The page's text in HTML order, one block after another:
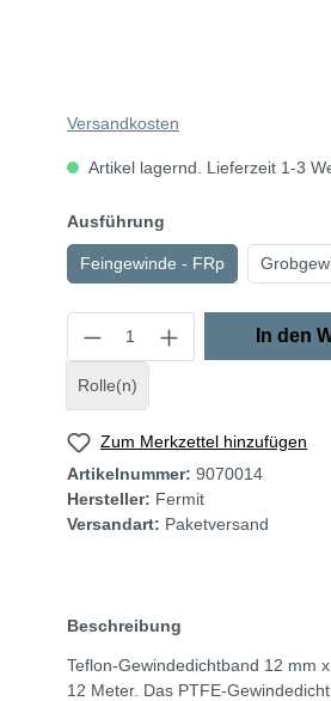
Versandkosten
Artikel lagernd. Lieferzeit 1-3
Ausführung
Feingewinde - FRp
Rolle(n)
In den
Zum Merkzettel hinzufügen
Artikelnummer: 9070014
Hersteller: Fermit
Versandart: Paketversand
Beschreibung
Teflon-Gewindedichtband 12 mm
12 Meter. Das PTFE-